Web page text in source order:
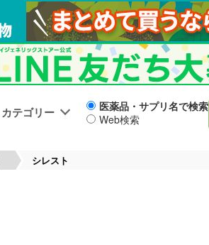
カテゴリー
医薬品・サプリ名で検索
Web検索
シレスト